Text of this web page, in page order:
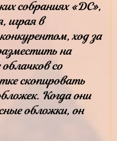
собраниях «DC»,
играя в
ход за
на
со
скопировать
Когда они
обложки, он